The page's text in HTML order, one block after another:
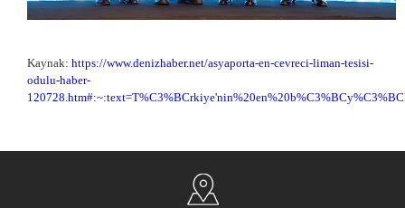
Kaynak: https://www.denizhaber.net/asyaporta-en-cevreci-liman-tesisi-
odulu-haber-